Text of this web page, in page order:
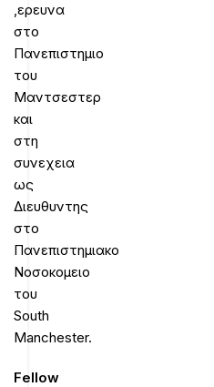
,ερευνα
στο
Πανεπιστημιο
του
Μαντσεστερ
και
στη
συνεχεια
ως
Διευθυντης
στο
Πανεπιστημιακο
Νοσοκομειο
του
South
Manchester.
Fellow